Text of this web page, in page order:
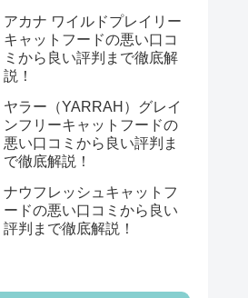
アカナ ワイルドプレイリー
キャットフードの悪い口コ
ミから良い評判まで徹底解
説！
ヤラー（YARRAH）グレイ
ンフリーキャットフードの
悪い口コミから良い評判ま
で徹底解説！
ナウフレッシュキャットフ
ードの悪い口コミから良い
評判まで徹底解説！